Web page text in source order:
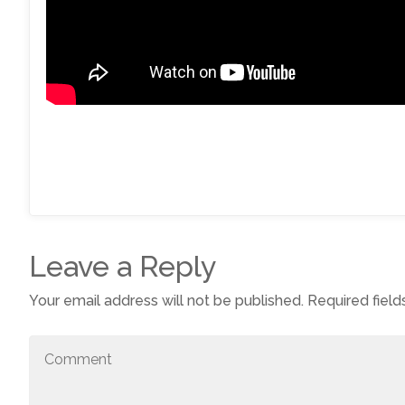
Leave a Reply
Your email address will not be published. Required